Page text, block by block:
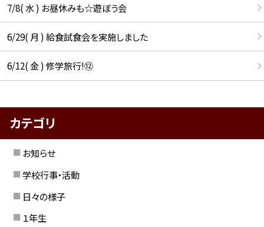
7/8( 水 ) お昼休みも☆遊ぼう会
6/29( 月 ) 給食試食会を実施しました
6/12( 金 ) 修学旅行!⑫
カテゴリ
お知らせ
学校行事・活動
日々の様子
１年生